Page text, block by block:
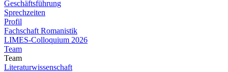
Geschäftsführung
Sprechzeiten
Profil
Fachschaft Romanistik
LIMES-Colloquium 2026
Team
Team
Literaturwissenschaft